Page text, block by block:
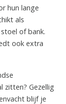
hun lange
als
of bank.
ook extra
zitten? Gezellig
blijf je